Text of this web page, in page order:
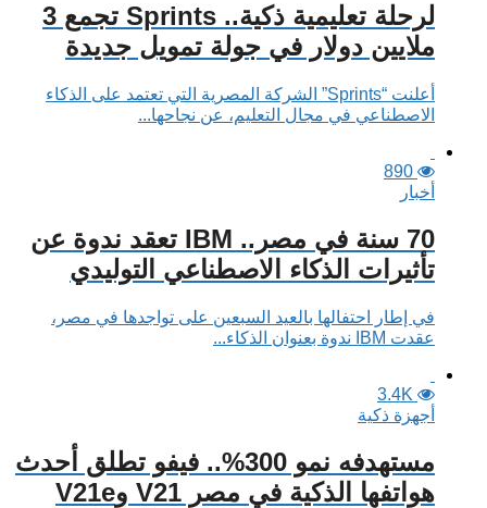
لرحلة تعليمية ذكية.. Sprints تجمع 3
ملايين دولار في جولة تمويل جديدة
أعلنت “Sprints” الشركة المصرية التي تعتمد على الذكاء
الاصطناعي في مجال التعليم، عن نجاحها...
890
أخبار
70 سنة في مصر.. IBM تعقد ندوة عن
تأثيرات الذكاء الاصطناعي التوليدي
في إطار احتفالها بالعيد السبعين على تواجدها في مصر،
عقدت IBM ندوة بعنوان الذكاء...
3.4K
أجهزة ذكية
مستهدفه نمو 300%.. فيفو تطلق أحدث
هواتفها الذكية في مصر V21 وV21e